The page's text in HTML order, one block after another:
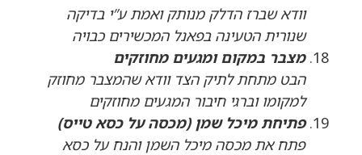
וודא שברז הדלק מנותק ואמת ע”י בדיקה
שנורית הטעינה בפאנל המכשירים כבויה
מצבר במקום ומגעים מחוזקים
הבט מתחת לתיק הצד וודא שהמצבר מחוזק
למקומו וברגי חיבור המגעים מחוזקים
פתיחת מיכל שמן (מכסה על כסא טייס)
פתח את מכסה מיכל השמן והנח על כסא